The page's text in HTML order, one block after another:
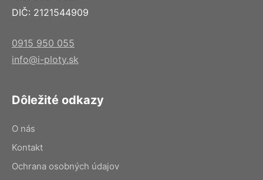
DIČ: 2121544909
0915 950 055
info@i-ploty.sk
Dôležité odkazy
O nás
Kontakt
Ochrana osobných údajov